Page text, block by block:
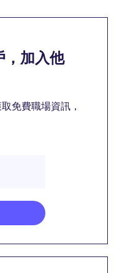
，加入他
免費職場資訊，